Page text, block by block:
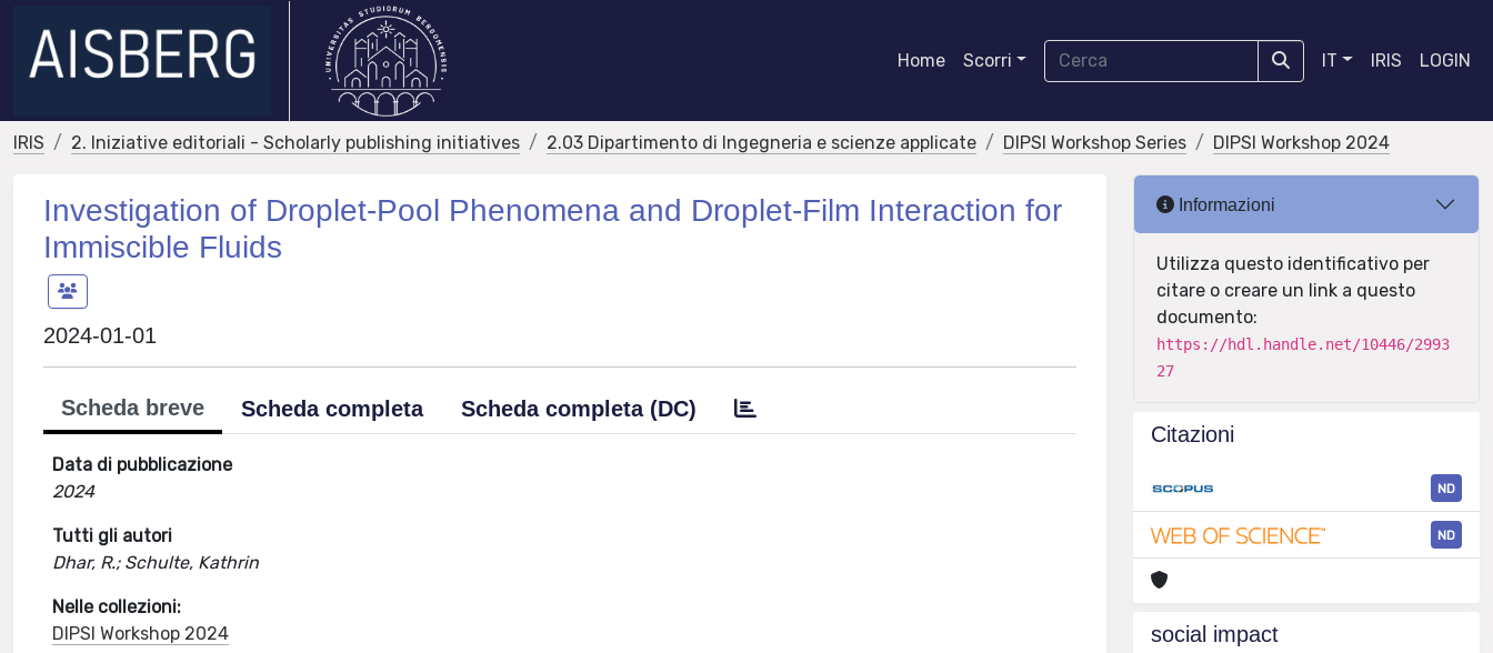
Home Scorri IT IRIS LOGIN
IRIS 2. Iniziative editoriali - Scholarly publishing initiatives 2.03 Dipartimento di Ingegneria e scienze applicate DIPSI Workshop Series DIPSI Workshop 2024
Investigation of Droplet-Pool Phenomena and Droplet-Film Interaction for
Immiscible Fluids
2024-01-01
Scheda breve Scheda completa Scheda completa (DC)
Data di pubblicazione
2024
Tutti gli autori
Dhar, R.; Schulte, Kathrin
Nelle collezioni:
DIPSI Workshop 2024
Informazioni
Utilizza questo identificativo per
citare o creare un link a questo
documento:
https://hdl.handle.net/10446/2993
27
Citazioni
ND
ND
social impact